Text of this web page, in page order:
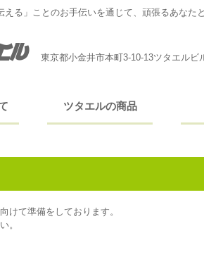
える」ことのお手伝いを通じて、頑張るあなた
東京都小金井市本町3-10-13ツタエルビ
ツタエルの商品
けて準備をしております。
。